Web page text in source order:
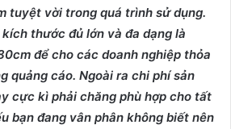
tuyệt vời trong quá trình sử dụng.
thước đủ lớn và đa dạng là
để cho các doanh nghiệp thỏa
quảng cáo. Ngoài ra chi phí sản
cực kì phải chăng phù hợp cho tất
bạn đang vân phân không biết nên